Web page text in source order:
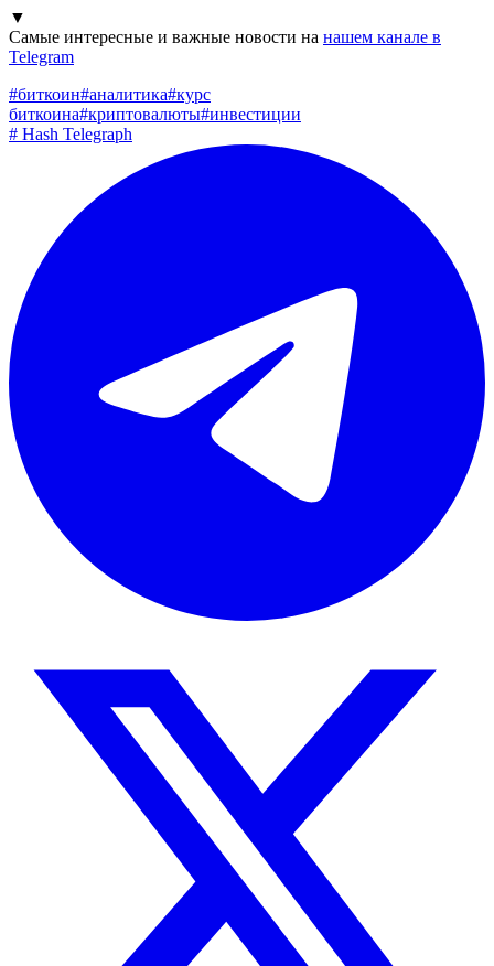
▼
Самые интересные и важные новости на нашем канале в
Telegram
#биткоин#аналитика#курс
биткоина#криптовалюты#инвестиции
# Hash Telegraph